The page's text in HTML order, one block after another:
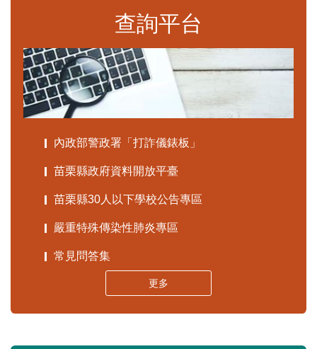
查詢平台
內政部警政署「打詐儀錶板」
苗栗縣政府資料開放平臺
苗栗縣30人以下學校公告專區
嚴重特殊傳染性肺炎專區
常見問答集
更多